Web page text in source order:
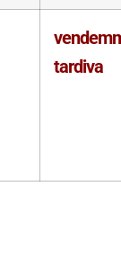
tardiva